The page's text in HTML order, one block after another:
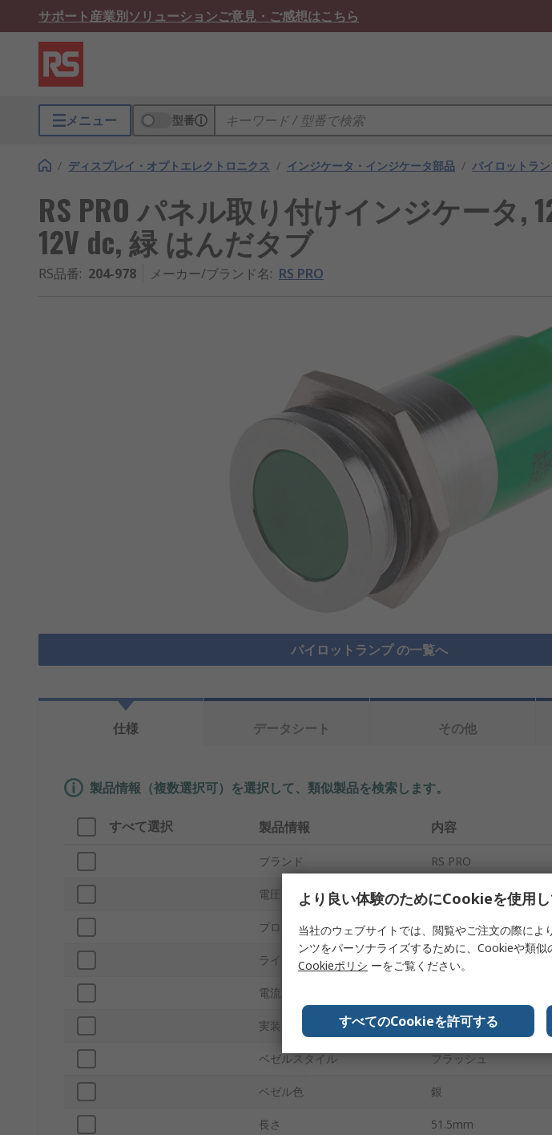
サポート産業別ソリューションご意見・ご感想はこちら
メニュー 型番
/ ディスプレイ・オプトエレクトロニクス / インジケータ・インジケータ部品 / パイロットラ
RS PRO パネル取り付けインジケータ,
12V dc, 緑 はんだタブ
RS品番: 204-978 メーカー/ブランド名: RS PRO
パイロットランプ の一覧へ
仕様 データシート その他
製品情報（複数選択可）を選択して、類似製品を検索します。
すべて選択 製品情報 内容
ブランド RS PRO
電圧 12, 12V ac
プロダクトタイプ パネル取り付けインジ
ライト出力色 緑
電流
実装タイプ はんだタブ
ベゼルスタイル フラッシュ
ベゼル色 銀
長さ 51.5mm
より良い体験のためにCookieを使用
当社のウェブサイトでは、閲覧やご注文の際に
ンツをパーソナライズするために、Cookieや類似
Cookieポリシ ーをご覧ください。
すべてのCookieを許可する